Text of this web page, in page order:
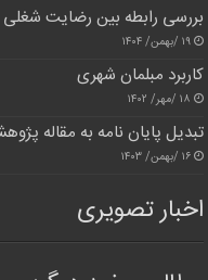
بررسی رابطه بین رضایت شغلی
۱۹ /بهمن/ ۱۴۰۴
کاربرد مبلمان شهری
۱۸ /مهر/ ۱۴۰۲
تبدیل پایان نامه به مقاله
۱۶ /بهمن/ ۱۴۰۳
اخبار تصویری